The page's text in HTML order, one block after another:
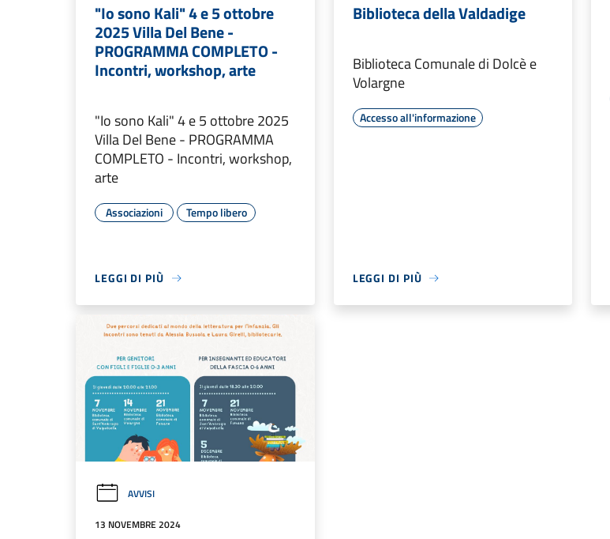
"Io sono Kali" 4 e 5 ottobre
2025 Villa Del Bene -
PROGRAMMA COMPLETO -
Incontri, workshop, arte
"Io sono Kali" 4 e 5 ottobre 2025
Villa Del Bene - PROGRAMMA
COMPLETO - Incontri, workshop,
arte
Associazioni Tempo libero
LEGGI DI PIÙ
Biblioteca della Valdadige
Biblioteca Comunale di Dolcè e
Volargne
Accesso all'informazione
LEGGI DI PIÙ
AVVISI
13 NOVEMBRE 2024